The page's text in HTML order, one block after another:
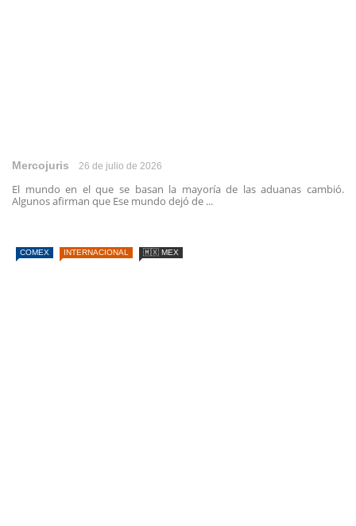
Mercojuris 26 de julio de 2026
El mundo en el que se basan la mayoría de las aduanas cambió.
Algunos afirman que Ese mundo dejó de ...
COMEX INTERNACIONAL 🇲🇽 MEX